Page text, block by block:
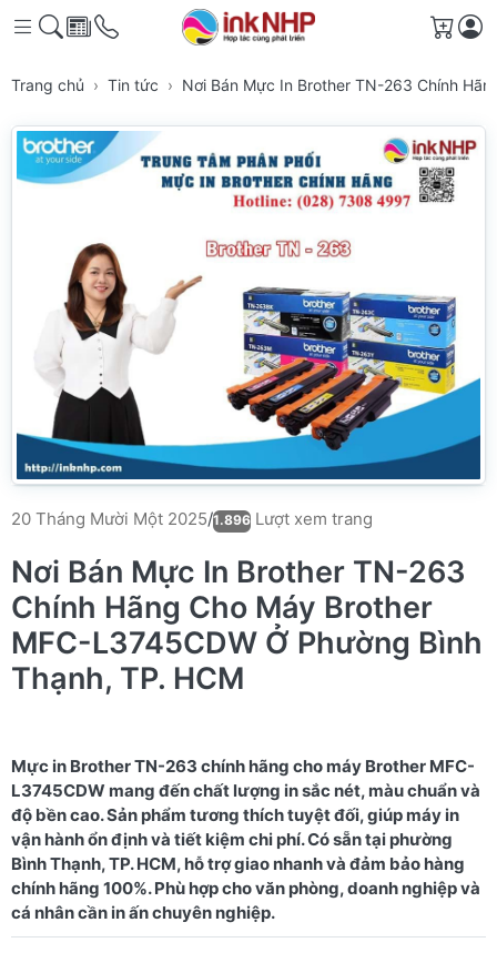
Giỏ
Trang chủ Tin tức Nơi Bán Mực In Brother TN-263 Chính
20 Tháng Mười Một 2025/1.896 Lượt xem trang
Nơi Bán Mực In Brother TN-263
Chính Hãng Cho Máy Brother
MFC-L3745CDW Ở Phường Bình
Thạnh, TP. HCM
Mực in Brother TN-263 chính hãng cho máy Brother MFC-
L3745CDW mang đến chất lượng in sắc nét, màu chuẩn và
độ bền cao. Sản phẩm tương thích tuyệt đối, giúp máy in
vận hành ổn định và tiết kiệm chi phí. Có sẵn tại phường
Bình Thạnh, TP. HCM, hỗ trợ giao nhanh và đảm bảo hàng
chính hãng 100%. Phù hợp cho văn phòng, doanh nghiệp và